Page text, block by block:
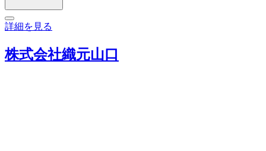
詳細を見る
株式会社織元山口